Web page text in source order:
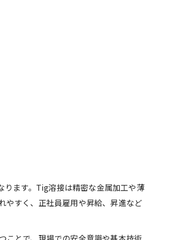
ます。Tig溶接は精密な金属加工や薄
やすく、正社員雇用や昇給、昇進など